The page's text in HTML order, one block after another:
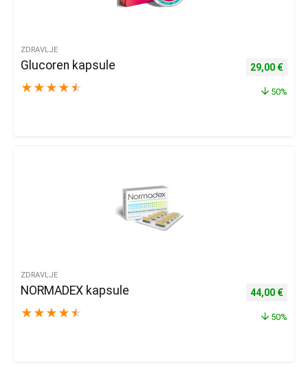
ZDRAVLJE
Glucoren kapsule
★ ★ ★ ★ ★
Izvorna
29,00 €
50%
ZDRAVLJE
NORMADEX kapsule
★ ★ ★ ★ ★
Izvorna
44,00 €
50%